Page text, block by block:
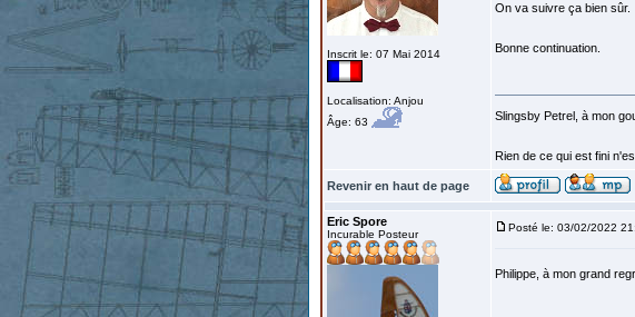
Inscrit le: 07 Mai 2014
Localisation: Anjou
Âge: 63
On va suivre ça bien sûr.
Bonne continuation.
Slingsby Petrel, à mon
Rien de ce qui est fini
Revenir en haut de page
Eric Spore
Incurable Posteur
Posté le: 03/02/2022
Philippe, à mon grand